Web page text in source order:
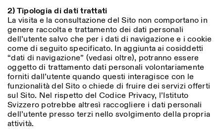
2) Tipologia di dati trattati
La visita e la consultazione del Sito non comportano in
genere raccolta e trattamento dei dati personali
dell’utente salvo che per i dati di navigazione e i cookie
come di seguito specificato. In aggiunta ai cosiddetti
“dati di navigazione” (vedasi oltre), potranno essere
oggetto di trattamento dati personali volontariamente
forniti dall’utente quando questi interagisce con le
funzionalità del Sito o chiede di fruire dei servizi offerti
sul Sito. Nel rispetto del Codice Privacy, l’Istituto
Svizzero potrebbe altresì raccogliere i dati personali
dell’utente presso terzi nello svolgimento della propria
attività.